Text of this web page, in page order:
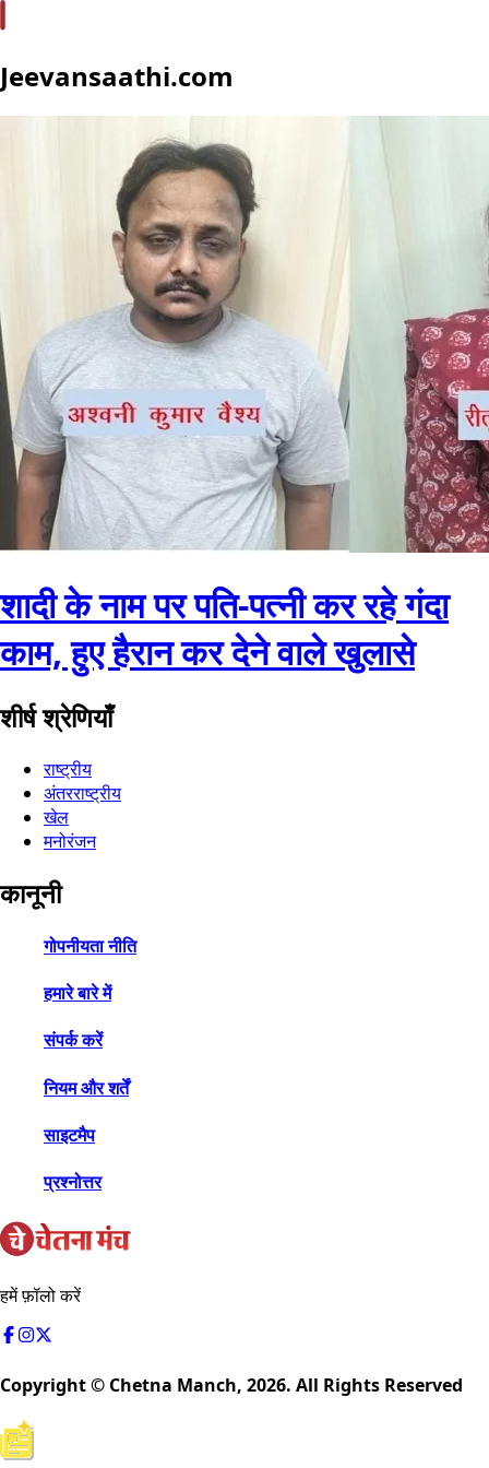
Jeevansaathi.com
शादी के नाम पर पति-पत्नी कर रहे गंदा
काम, हुए हैरान कर देने वाले खुलासे
शीर्ष श्रेणियाँ
राष्ट्रीय
अंतरराष्ट्रीय
खेल
मनोरंजन
कानूनी
गोपनीयता नीति
हमारे बारे में
संपर्क करें
नियम और शर्तें
साइटमैप
प्रश्नोत्तर
हमें फ़ॉलो करें
Copyright © Chetna Manch, 2026. All Rights Reserved